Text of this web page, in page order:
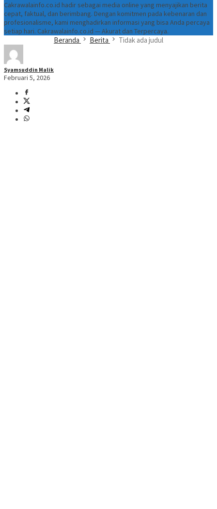
Cakrawalainfo.co.id hadir sebagai media online yang menyajikan berita
cepat, faktual, dan berimbang. Dengan komitmen pada kebenaran dan
profesionalisme, kami menghadirkan informasi yang bisa Anda percaya
setiap hari. Cakrawalainfo.co.id — Akurat dan Terpercaya.
Beranda Berita Tidak ada judul
Syamsuddin Malik
Februari 5, 2026